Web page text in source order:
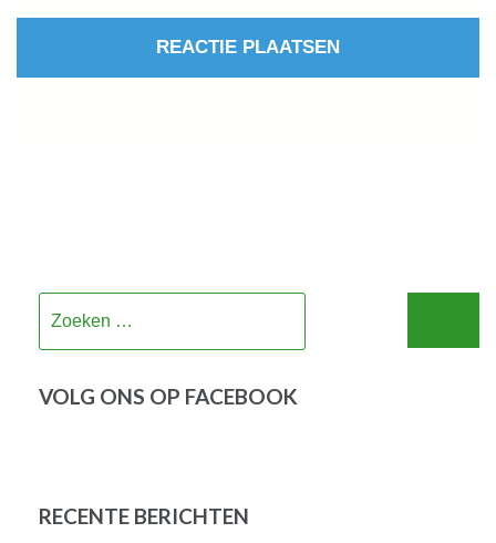
VOLG ONS OP FACEBOOK
RECENTE BERICHTEN